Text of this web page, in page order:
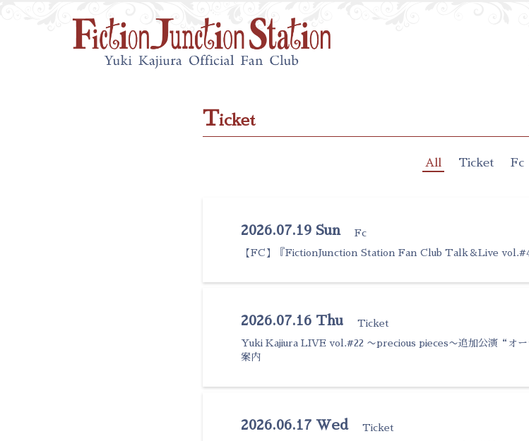
Ticket
All Ticket Fc
2026.07.19 Sun
Fc
【FC】『FictionJunction Station Fan Club Talk＆Live vol.#4
2026.07.16 Thu
Ticket
Yuki Kajiura LIVE vol.#22 〜precious pieces〜追加公演“オ
案内
2026.06.17 Wed
Ticket